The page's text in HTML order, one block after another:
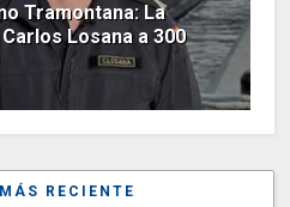
Tramontana: La
Losana a 300
RECIENTE